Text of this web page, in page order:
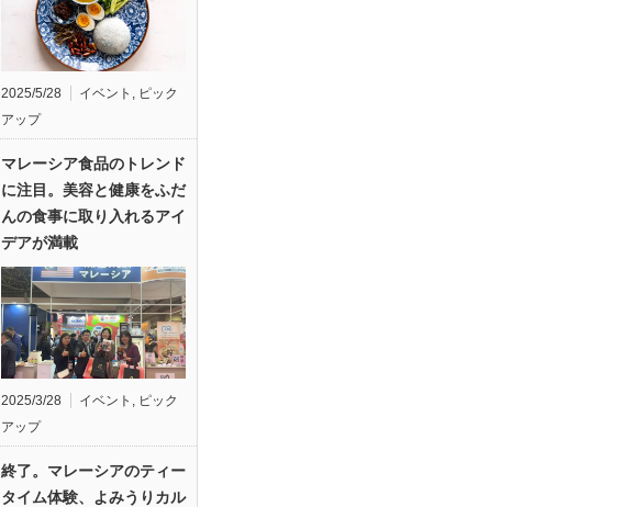
2025/5/28 イベント , ピック
アップ
マレーシア食品のトレンド
に注目。美容と健康をふだ
んの食事に取り入れるアイ
デアが満載
2025/3/28 イベント
ピック
アップ
終了。マレーシアのティー
タイム体験、よみうりカル